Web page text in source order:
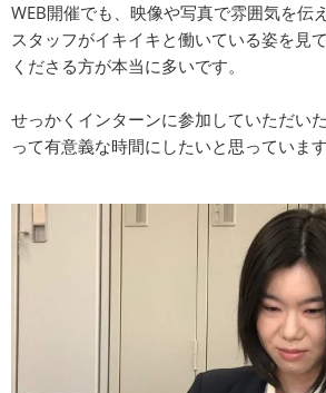
WEB開催でも、映像や写真で雰囲気を伝
スタッフがイキイキと働いている姿を見
くださる方が本当に多いです。
せっかくインターンに参加していただい
って有意義な時間にしたいと思っています